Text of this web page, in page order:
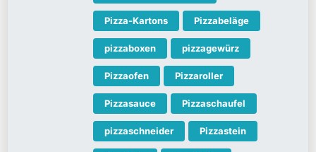
Pizza-Kartons Pizzabeläge
pizzaboxen pizzagewürz
Pizzaofen Pizzaroller
Pizzasauce Pizzaschaufel
pizzaschneider Pizzastein